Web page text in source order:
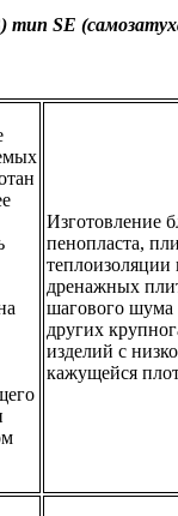
тип SE
Изготовление
пенопласта,
теплоизоляции
дренажных
шагового шума
других
изделий с
кажущейся